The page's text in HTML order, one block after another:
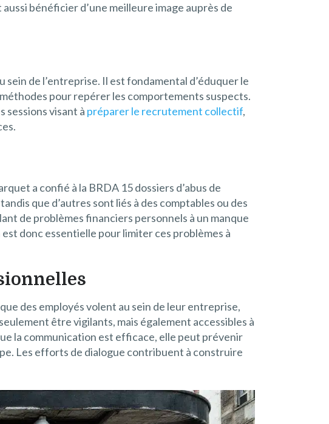
bénéficier d’une meilleure image auprès de
de l’entreprise. Il est fondamental d’éduquer le
pour repérer les comportements suspects.
sessions visant à préparer le recrutement collectif,
a confié à la BRDA 15 dossiers d’abus de
que d’autres sont liés à des comptables ou des
de problèmes financiers personnels à un manque
donc essentielle pour limiter ces problèmes à
des employés volent au sein de leur entreprise,
être vigilants, mais également accessibles à
la communication est efficace, elle peut prévenir
Les efforts de dialogue contribuent à construire